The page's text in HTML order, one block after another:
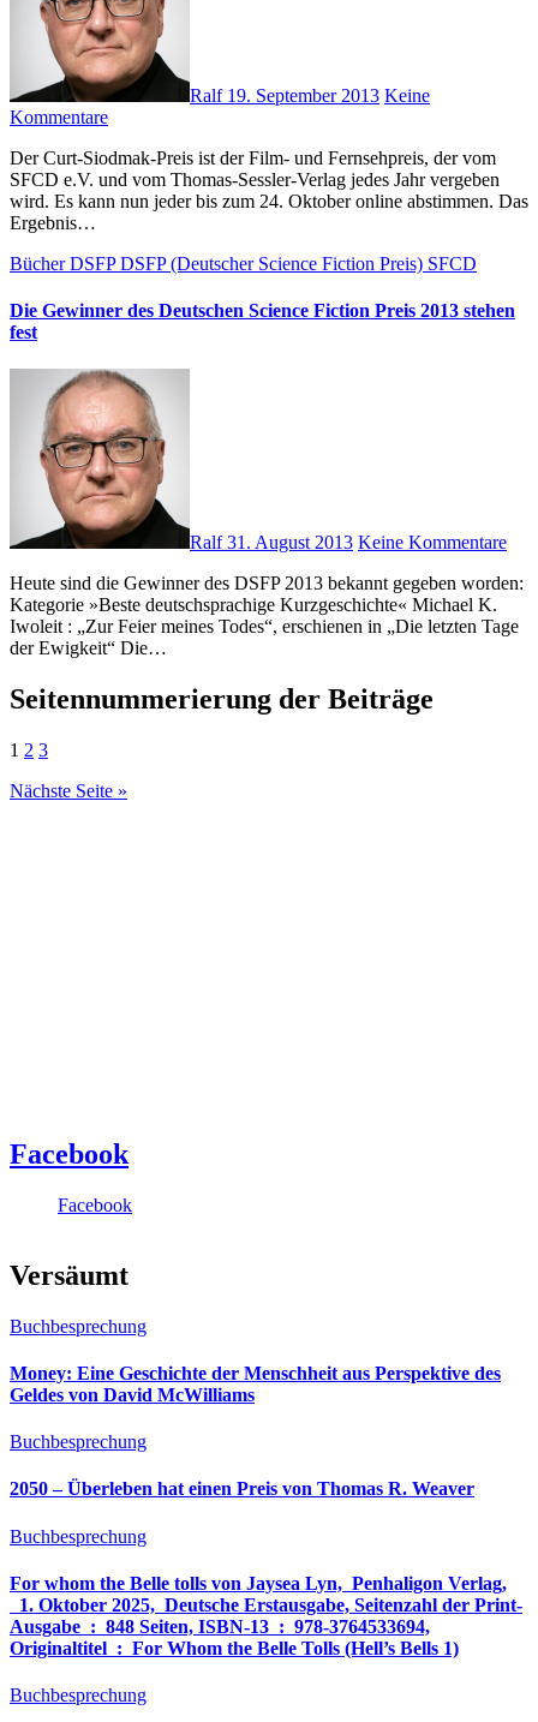
Ralf 19. September 2013 Keine
Kommentare
Der Curt-Siodmak-Preis ist der Film- und Fernsehpreis, der vom
SFCD e.V. und vom Thomas-Sessler-Verlag jedes Jahr vergeben
wird. Es kann nun jeder bis zum 24. Oktober online abstimmen. Das
Ergebnis…
BücherDSFPDSFP (Deutscher Science Fiction Preis) SFCD
Die Gewinner des Deutschen Science Fiction Preis 2013 stehen
fest
Ralf31. August 2013 Keine Kommentare
Heute sind die Gewinner des DSFP 2013 bekannt gegeben worden:
Kategorie »Beste deutschsprachige Kurzgeschichte« Michael K.
Iwoleit : „Zur Feier meines Todes“, erschienen in „Die letzten Tage
der Ewigkeit“ Die…
Seitennummerierung der Beiträge
1 2 3
Nächste Seite »
Facebook
Facebook
Versäumt
Buchbesprechung
Money: Eine Geschichte der Menschheit aus Perspektive des
Geldes von David McWilliams
Buchbesprechung
2050 – Überleben hat einen Preis von Thomas R. Weaver
Buchbesprechung
For whom the Belle tolls von Jaysea Lyn, ‎ Penhaligon Verlag,
‎ 1. Oktober 2025, ‎ Deutsche Erstausgabe, Seitenzahl der Print-
Ausgabe ‏ : ‎ 848 Seiten, ISBN-13 ‏ : ‎ 978-3764533694,
Originaltitel ‏ : ‎ For Whom the Belle Tolls (Hell’s Bells 1)
Buchbesprechung